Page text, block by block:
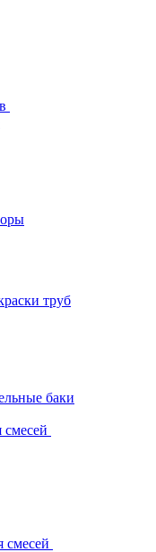
труб
баки
смесей
смесей